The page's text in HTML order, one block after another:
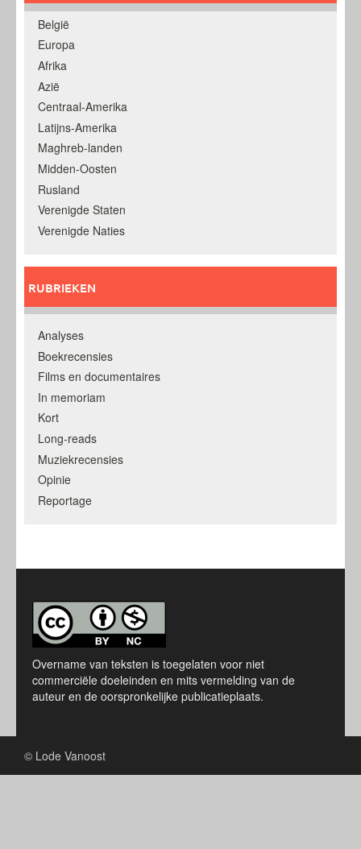
België
Europa
Afrika
Azië
Centraal-Amerika
Latijns-Amerika
Maghreb-landen
Midden-Oosten
Rusland
Verenigde Staten
Verenigde Naties
RUBRIEKEN
Analyses
Boekrecensies
Films en documentaires
In memoriam
Kort
Long-reads
Muziekrecensies
Opinie
Reportage
Overname van teksten is toegelaten voor niet
commerciële doeleinden en mits vermelding van de
auteur en de oorspronkelijke publicatieplaats.
© Lode Vanoost